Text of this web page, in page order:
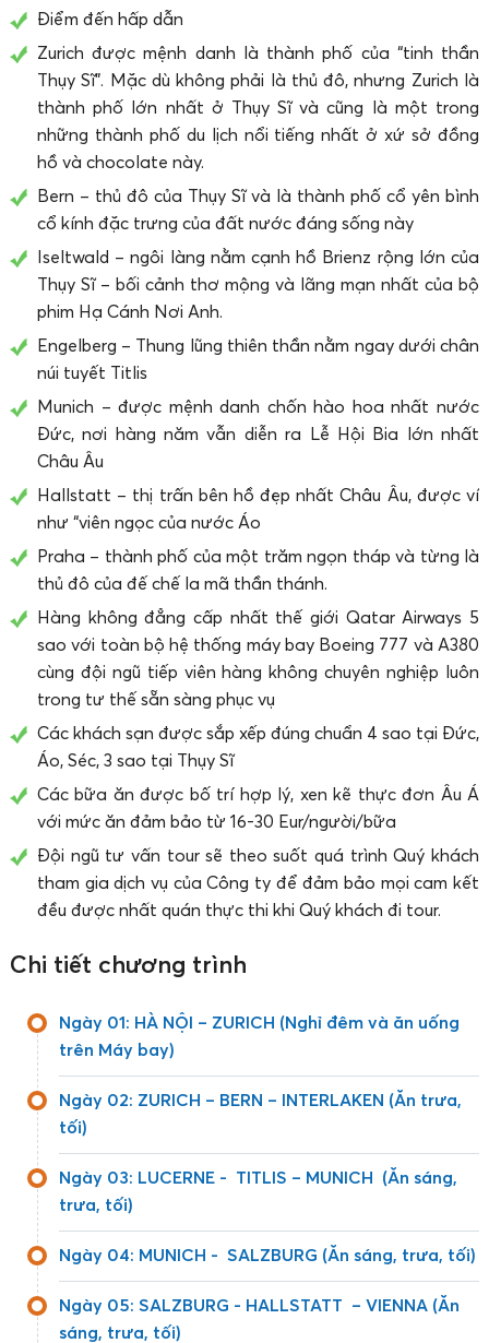
Điểm đến hấp dẫn
Zurich được mệnh danh là thành phố của “tinh thần
Thụy Sĩ”. Mặc dù không phải là thủ đô, nhưng Zurich là
thành phố lớn nhất ở Thụy Sĩ và cũng là một trong
những thành phố du lịch nổi tiếng nhất ở xứ sở đồng
hồ và chocolate này.
Bern – thủ đô của Thụy Sĩ và là thành phố cổ yên bình
cổ kính đặc trưng của đất nước đáng sống này
Iseltwald – ngôi làng nằm cạnh hồ Brienz rộng lớn của
Thụy Sĩ – bối cảnh thơ mộng và lãng mạn nhất của bộ
phim Hạ Cánh Nơi Anh.
Engelberg – Thung lũng thiên thần nằm ngay dưới chân
núi tuyết Titlis
Munich – được mệnh danh chốn hào hoa nhất nước
Đức, nơi hàng năm vẫn diễn ra Lễ Hội Bia lớn nhất
Châu Âu
Hallstatt – thị trấn bên hồ đẹp nhất Châu Âu, được ví
như “viên ngọc của nước Áo
Praha – thành phố của một trăm ngọn tháp và từng là
thủ đô của đế chế la mã thần thánh.
Hàng không đẳng cấp nhất thế giới Qatar Airways 5
sao với toàn bộ hệ thống máy bay Boeing 777 và A380
cùng đội ngũ tiếp viên hàng không chuyên nghiệp luôn
trong tư thế sẵn sàng phục vụ
Các khách sạn được sắp xếp đúng chuẩn 4 sao tại Đức,
Áo, Séc, 3 sao tại Thụy Sĩ
Các bữa ăn được bố trí hợp lý, xen kẽ thực đơn Âu Á
với mức ăn đảm bảo từ 16-30 Eur/người/bữa
Đội ngũ tư vấn tour sẽ theo suốt quá trình Quý khách
tham gia dịch vụ của Công ty để đảm bảo mọi cam kết
đều được nhất quán thực thi khi Quý khách đi tour.
Chi tiết chương trình
Ngày 01: HÀ NỘI – ZURICH (Nghỉ đêm và ăn uống
trên Máy bay)
Ngày 02: ZURICH – BERN – INTERLAKEN (Ăn trưa,
tối)
Ngày 03: LUCERNE - TITLIS – MUNICH (Ăn sáng,
trưa, tối)
Ngày 04: MUNICH - SALZBURG (Ăn sáng, trưa, tối)
Ngày 05: SALZBURG - HALLSTATT – VIENNA (Ăn
sáng, trưa, tối)